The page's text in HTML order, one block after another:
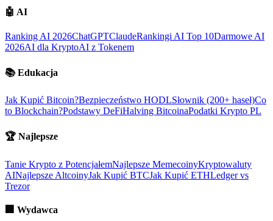
🤖 AI
Ranking AI 2026ChatGPTClaudeRankingi AI Top 10Darmowe AI
2026AI dla KryptoAI z Tokenem
📚 Edukacja
Jak Kupić Bitcoin?Bezpieczeństwo HODLSłownik (200+ haseł)Co
to Blockchain?Podstawy DeFiHalving BitcoinaPodatki Krypto PL
🏆 Najlepsze
Tanie Krypto z PotencjałemNajlepsze MemecoinyKryptowaluty
AINajlepsze AltcoinyJak Kupić BTCJak Kupić ETHLedger vs
Trezor
🏢 Wydawca